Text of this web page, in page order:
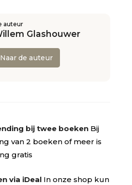
auteur
Glashouwer
Naar de auteur
bij twee boeken Bij
van 2 boeken of meer is
gratis
via iDeal In onze shop kun